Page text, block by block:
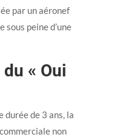
par un aéronef
peine d’une
« Oui
de 3 ans, la
non